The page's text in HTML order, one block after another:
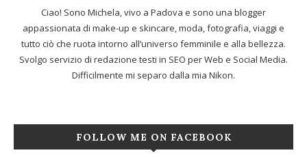
Ciao! Sono Michela, vivo a Padova e sono una blogger
appassionata di make-up e skincare, moda, fotografia, viaggi e
tutto ciò che ruota intorno all’universo femminile e alla bellezza.
Svolgo servizio di redazione testi in SEO per Web e Social Media.
Difficilmente mi separo dalla mia Nikon.
FOLLOW ME ON FACEBOOK